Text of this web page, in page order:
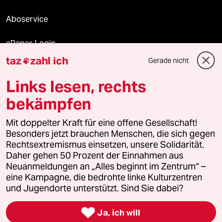
Aboservice
ePaper Login
Downloads für Abonnierende
© 2026 taz Verlags und Vertriebs GmbH
Alle Rechte vorbehalten. Bei rechtlichen Fragen oder für Genehmigungen
wenden Sie sich bitte an
lizenzen@taz.de
Feedback Redaktionsstatut Kommune-Richtlinien
Leitlinie Informant Datenschutz Impressum AGB
Seitenwende Einwilligungen widerrufen (Ads)
taz zahl ich Gerade nicht
Links lesen, rechts
bekämpfen
Mit doppelter Kraft für eine offene Gesellschaft!
Besonders jetzt brauchen Menschen, die sich gegen
Rechtsextremismus einsetzen, unsere Solidarität.
Daher gehen 50 Prozent der Einnahmen aus
Neuanmeldungen an „Alles beginnt im Zentrum“ –
eine Kampagne, die bedrohte linke Kulturzentren
und Jugendorte unterstützt. Sind Sie dabei?
 Ja, ich will